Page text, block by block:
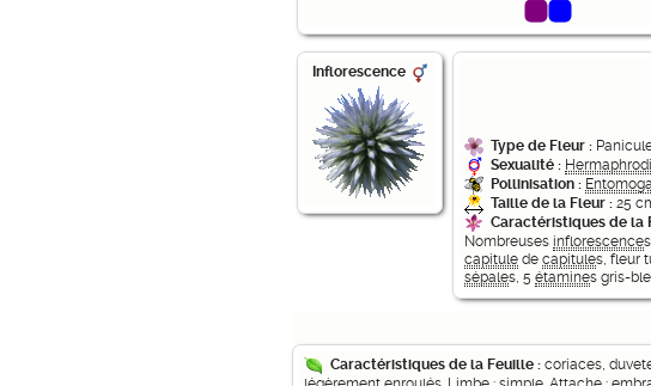
Inflorescence
Type de Fleur :
Sexualité :
Pollinisation :
Taille de la Fleur :25
Caractéristiques de la
Nombreuses inflorescence
capitule decapitules, fleur
sépales, 5étamines gris-
Caractéristiques de la Feuille :coriaces,